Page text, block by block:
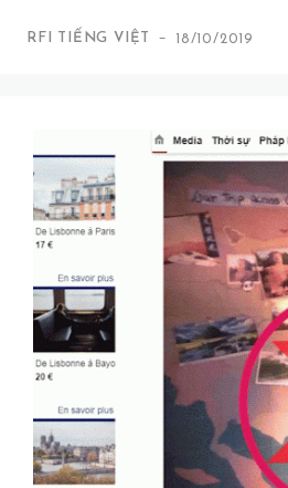
RFI TIẾNG VIỆT - 18/10/2019